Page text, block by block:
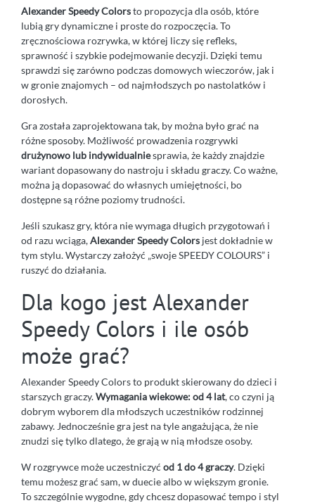
Alexander Speedy Colorsto propozycja dla osób, które
lubią gry dynamiczne i proste do rozpoczęcia. To
zręcznościowa rozrywka, w której liczy się refleks,
sprawność i szybkie podejmowanie decyzji. Dzięki temu
sprawdzi się zarówno podczas domowych wieczorów, jak i
w gronie znajomych – od najmłodszych po nastolatków i
dorosłych.
Gra została zaprojektowana tak, by można było grać na
różne sposoby. Możliwość prowadzenia rozgrywki
drużynowo lub indywidualniesprawia, że każdy znajdzie
wariant dopasowany do nastroju i składu graczy. Co ważne,
można ją dopasować do własnych umiejętności, bo
dostępne są różne poziomy trudności.
Jeśli szukasz gry, która nie wymaga długich przygotowań i
od razu wciąga,Alexander Speedy Colors jest dokładnie w
tym stylu. Wystarczy założyć „swoje SPEEDY COLOURS” i
ruszyć do działania.
Dla kogo jest Alexander
Speedy Colors i ile osób
może grać?
Alexander Speedy Colors to produkt skierowany do dzieci i
starszych graczy.Wymagania wiekowe: od 4 lat, co czyni ją
dobrym wyborem dla młodszych uczestników rodzinnej
zabawy. Jednocześnie gra jest na tyle angażująca, że nie
znudzi się tylko dlatego, że grają w nią młodsze osoby.
W rozgrywce może uczestniczyć od 1 do 4 graczy. Dzięki
temu możesz grać sam, w duecie albo w większym gronie.
To szczególnie wygodne, gdy chcesz dopasować tempo i styl